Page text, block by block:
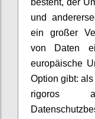
besteht, der
und
ein großer
von Daten
europäische
Option gibt:
rigoros